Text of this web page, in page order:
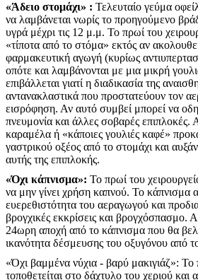
«Άδειο στομάχι» : Τελευταίο γεύμα
να λαμβάνεται νωρίς το προηγούμενο
υγρά μέχρι τις 12 μ.μ. Το πρωί του
«τίποτα από το στόμα» εκτός αν
φαρμακευτική αγωγή (κυρίως
οπότε και λαμβάνονται με μια μικρή
επιβάλλεται γιατί η διαδικασία της
αντανακλαστικά που προστατεύουν τον
εισρόφηση. Αν αυτό συμβεί μπορεί να
πνευμονία και άλλες σοβαρές επιπλοκές.
καραμέλα ή «κάποιες γουλιές καφέ»
γαστρικού οξέος από το στομάχι και
αυτής της επιπλοκής.
«Όχι κάπνισμα»: Το πρωί του
να μην γίνει χρήση καπνού. Το κάπνισμα
ευερεθιστότητα του αεραγωγού και
βρογχικές εκκρίσεις και βρογχόσπασμο.
24ωρη αποχή από το κάπνισμα που θα
ικανότητα δέσμευσης του οξυγόνου από
«Όχι βαμμένα νύχια - βαρύ μακιγιάζ»:
τοποθετείται στο δάχτυλο του χεριού και